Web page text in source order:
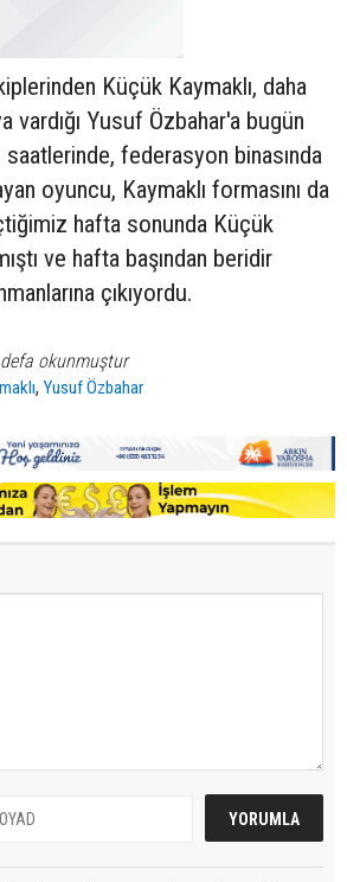
Küçük Kaymaklı, daha
vardığı Yusuf Özbahar'a bugün
saatlerinde, federasyon binasında
oyuncu, Kaymaklı formasını da
hafta sonunda Küçük
ve hafta başından beridir
çıkıyordu.
okunmuştur
,Yusuf Özbahar